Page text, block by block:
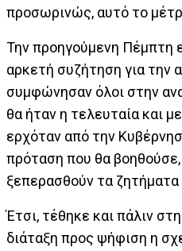
προσωρινώς, αυτό το
Την προηγούμενη Πέμπτη
αρκετή συζήτηση για την
συμφώνησαν όλοι στην
θα ήταν η τελευταία και
ερχόταν από την
πρόταση που θα
ξεπερασθούν τα ζητήματα
Έτσι, τέθηκε και πάλιν
διάταξη προς ψήφιση η